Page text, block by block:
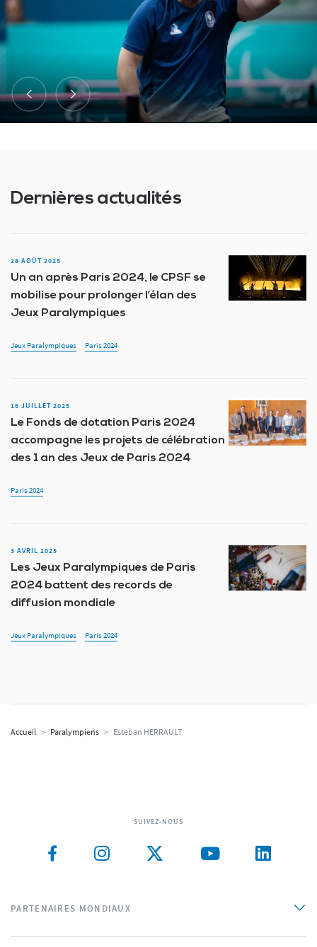
Dernières actualités
28 AOÛT 2025
Un an après Paris 2024, le CPSF se
mobilise pour prolonger l’élan des
Jeux Paralympiques
Jeux Paralympiques Paris 2024
16 JUILLET 2025
Le Fonds de dotation Paris 2024
accompagne les projets de célébration
des 1 an des Jeux de Paris 2024
Paris 2024
3 AVRIL 2025
Les Jeux Paralympiques de Paris
2024 battent des records de
diffusion mondiale
Jeux Paralympiques Paris 2024
Accueil > Paralympiens > Esteban HERRAULT
SUIVEZ-NOUS
PARTENAIRES MONDIAUX